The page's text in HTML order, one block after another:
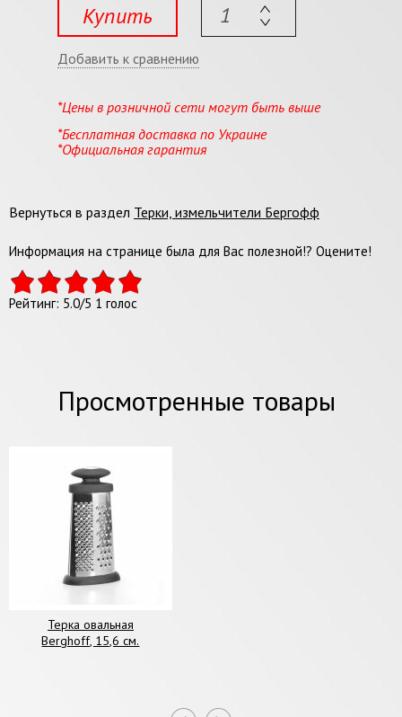
Купить
Добавить к сравнению
*Цены в розничной сети могут быть выше
*Бесплатная доставка по Украине
*Официальная гарантия
Вернуться в раздел Терки, измельчители Бергофф
Информация на странице была для Вас полезной!? Оцените!
Рейтинг: 5.0/5 1 голос
Просмотренные товары
Терка овальная
Berghoff, 15,6 см.